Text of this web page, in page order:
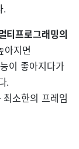
.
티프로그래밍의
아지면
이 좋아지다가
.
소한의 프레임